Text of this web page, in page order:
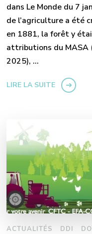
dans Le Monde du 7
de l’agriculture a été
en 1881, la forêt y
attributions du MASA
2025), …
LIRE LA SUITE
ACTUALITÉS DDI